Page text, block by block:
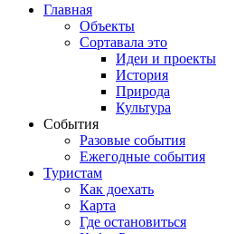
Главная
Объекты
Сортавала это
Идеи и проекты
История
Природа
Культура
События
Разовые события
Ежегодные события
Туристам
Как доехать
Карта
Где остановиться